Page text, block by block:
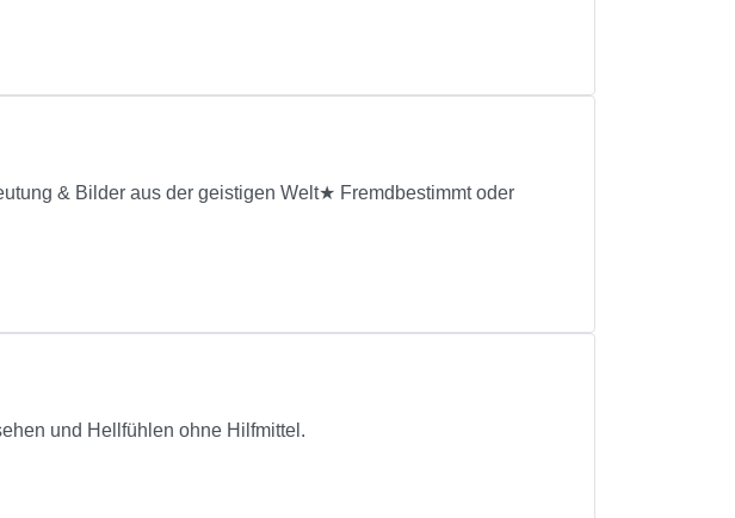
& Bilder aus der geistigen Welt★ Fremdbestimmt oder
und Hellfühlen ohne Hilfmittel.